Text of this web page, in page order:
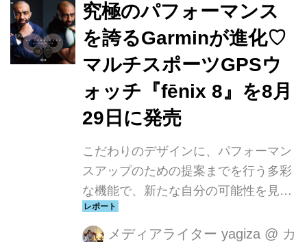
究極のパフォーマンス
を誇るGarminが進化♡
マルチスポーツGPSウ
ォッチ『fēnix 8』を8月
29日に発売
こだわりのデザインに、パフォーマン
スアップのための提案までを行う多彩
な機能で、新たな自分の可能性を見つ
けるパートナーに。より手に取りやす
い『fēnix E』も登場！アンバサダーを
メディアライター yagiza @ カ